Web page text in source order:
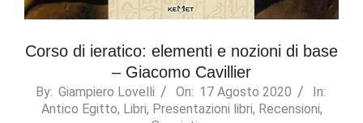
Corso di ieratico: elementi e nozioni di base
– Giacomo Cavillier
2020-
08-
By: Giampiero Lovelli On: 17 Agosto 2020
In:
Antico Egitto, Libri, Presentazioni libri, Recensioni,